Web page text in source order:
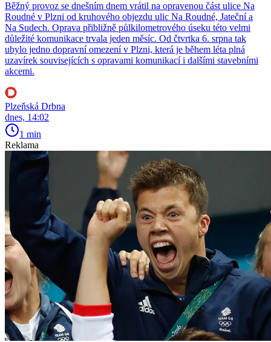
Běžný provoz se dnešním dnem vrátil na opravenou část ulice Na
Roudné v Plzni od kruhového objezdu ulic Na Roudné, Jateční a
Na Sudech. Oprava přibližně půlkilometrového úseku této velmi
důležité komunikace trvala jeden měsíc. Od čtvrtka 6. srpna tak
ubylo jedno dopravní omezení v Plzni, která je během léta plná
uzavírek souvisejících s opravami komunikací i dalšími stavebními
akcemi.
Plzeňská Drbna
dnes, 14:02
1 min
Reklama